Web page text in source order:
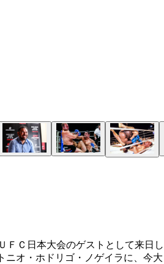
選手をサポートする仕事をしなが
イロで恋人とフレンチレストラン
て思い出深いのはやはり、“皇帝”
ョードルとの３度にわたる激闘だ
サップを関節技で仕留め、９万人
観衆を沸かせたノゲイラ
苦しみながら、ノゲイラが腕ひし
利した伝説の試合
ＦＣ日本大会のゲストとして来日し
ニオ・ホドリゴ・ノゲイラに、今大